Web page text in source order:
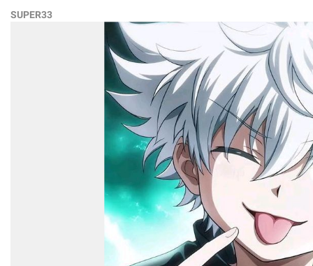
SUPER33